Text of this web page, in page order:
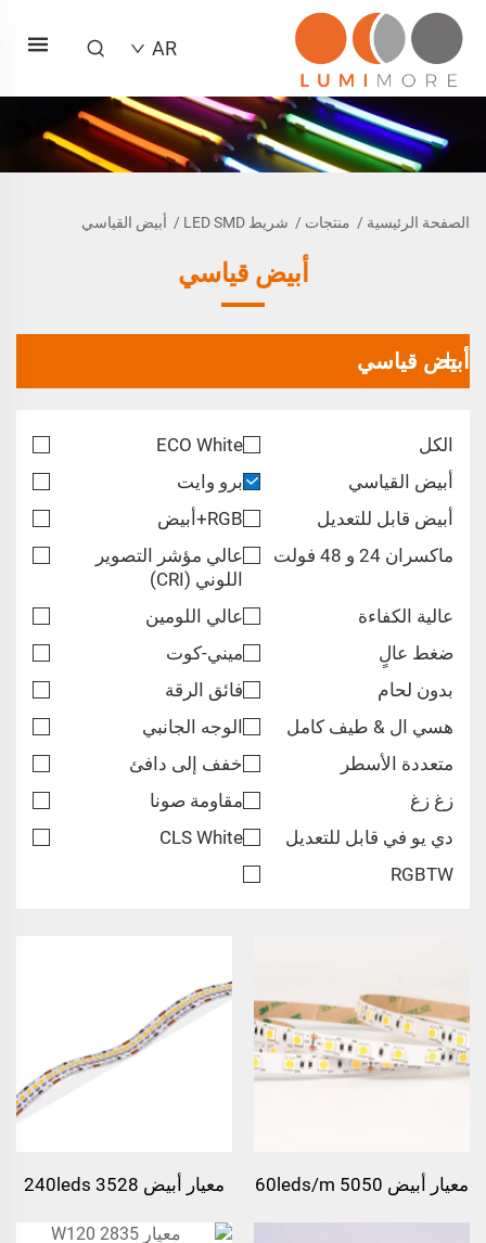
AR
الصفحة الرئيسية/ منتجات/ شريط LED SMD / أبيض القياسي
أبيض قياسي
أبيض قياسي
الكل
ECO White
أبيض القياسي
برو وايت
أبيض قابل للتعديل
RGB+أبيض
ماكسران 24 و 48 فولت
عالي مؤشر التصوير
اللوني (CRI)
عالية الكفاءة
عالي اللومين
ضغط عالٍ
ميني-كوت
بدون لحام
فائق الرقة
هسي ال & طيف كامل
الوجه الجانبي
متعددة الأسطر
خفف إلى دافئ
زغ زغ
مقاومة صونا
دي يو في قابل للتعديل
CLS White
RGBTW
معيار أبيض 5050 60leds/m
شريط ضوئي LED
معيار أبيض 3528 240leds